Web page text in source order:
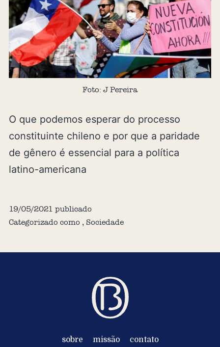
Foto: J Pereira
O que podemos esperar do processo
constituinte chileno e por que a paridade
de gênero é essencial para a política
latino-americana
19/05/2021 publicado
Categorizado como , Sociedade
sobre missão contato